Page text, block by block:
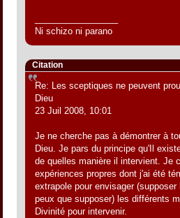
Ni schizo ni parano
Citation
Re: Les sceptiques ne peuvent
Dieu
23 Juil 2008, 10:01
Je ne cherche pas à démontrer à
Dieu. Je pars du principe qu'Il
de quelles manière il intervient. Je
expériences propres dont j'ai été
extrapole pour envisager
peux que supposer) les différents
Divinité pour intervenir.